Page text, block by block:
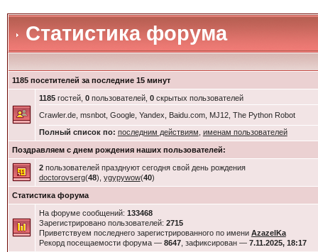
Статистика форума
1185 посетителей за последние 15 минут
1185гостей, 0пользователей, 0скрытых пользователей
Crawler.de, msnbot, Google, Yandex, Baidu.com, MJ12, The Python Robot
Полный список по: последним действиям именам пользователей
Поздравляем с днем рождения наших пользователей:
2пользователей празднуют сегодня свой день рождения
doctorovserg(48), ygypywow(40)
Статистика форума
На форуме сообщений: 133468
Зарегистрировано пользователей: 2715
Приветствуем последнего зарегистрированного по имени AzazelKa
Рекорд посещаемости форума — 8647, зафиксирован — 7.11.2025, 18:17